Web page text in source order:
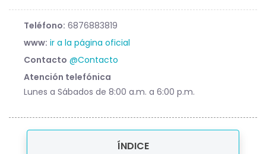
Teléfono: 6876883819
www: ir a la página oficial
Contacto @Contacto
Atención telefónica
Lunes a Sábados de 8:00 a.m. a 6:00 p.m.
ÍNDICE